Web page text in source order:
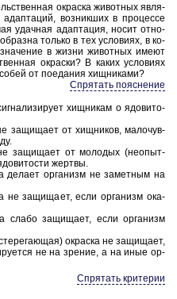
окрас­ка жи­вот­ных яв­ля­
воз­ник­ших в про­цес­се
удач­ная адап­та­ция, носит от­но­
толь­ко в тех усло­ви­ях, в ко­
в жизни жи­вот­ных имеют
окрас­ки? В каких усло­ви­ях
от по­еда­ния хищ­ни­ка­ми?
Спрятать пояснение
хищ­ни­кам о ядо­ви­то­
за­щи­ща­ет от хищ­ни­ков, ма­ло­чув­
за­щи­ща­ет от мо­ло­дых (не­опыт­
жерт­вы.
де­ла­ет ор­га­низм не за­мет­ным на
не за­щи­ща­ет, если ор­га­низм ока­
слабо за­щи­ща­ет, если ор­га­низм
окрас­ка не за­щи­ща­ет,
не на зре­ние, а на иные ор­
Спрятать критерии